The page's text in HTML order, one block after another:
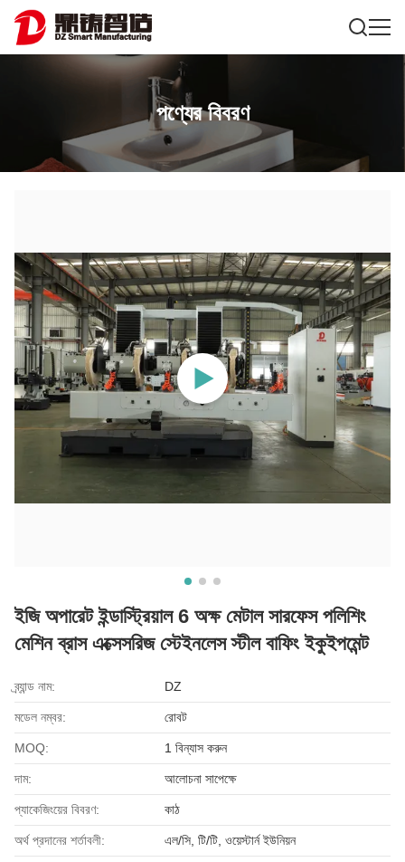
পণ্যের বিবরণ
ইজি অপারেট ইন্ডাস্ট্রিয়াল 6 অক্ষ মেটাল সারফেস পলিশিং
মেশিন ব্রাস এক্সেসরিজ স্টেইনলেস স্টীল বাফিং ইকুইপমেন্ট
ব্র্যান্ড নাম: DZ
মডেল নম্বর: রোবট
MOQ: 1 বিন্যাস করুন
দাম: আলোচনা সাপেক্ষে
প্যাকেজিংয়ের বিবরণ: কাঠ
অর্থ প্রদানের শর্তাবলী: এল/সি, টি/টি, ওয়েস্টার্ন ইউনিয়ন